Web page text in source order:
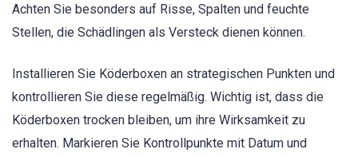
Achten Sie besonders auf Risse, Spalten und feuchte
Stellen, die Schädlingen als Versteck dienen können.
Installieren Sie Köderboxen an strategischen Punkten und
kontrollieren Sie diese regelmäßig. Wichtig ist, dass die
Köderboxen trocken bleiben, um ihre Wirksamkeit zu
erhalten. Markieren Sie Kontrollpunkte mit Datum und